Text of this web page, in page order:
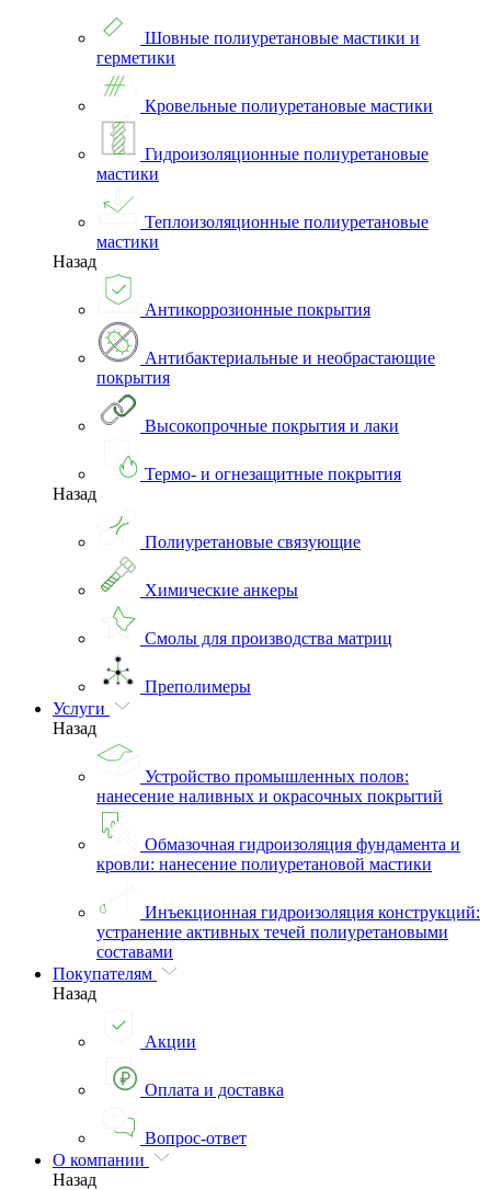
Шовные полиуретановые мастики и
герметики
Кровельные полиуретановые мастики
Гидроизоляционные полиуретановые
мастики
Теплоизоляционные полиуретановые
мастики
Назад
Антикоррозионные покрытия
Антибактериальные и необрастающие
покрытия
Высокопрочные покрытия и лаки
Термо- и огнезащитные покрытия
Назад
Полиуретановые связующие
Химические анкеры
Смолы для производства матриц
Преполимеры
Услуги
Назад
Устройство промышленных полов:
нанесение наливных и окрасочных покрытий
Обмазочная гидроизоляция фундамента и
кровли: нанесение полиуретановой мастики
Инъекционная гидроизоляция конструкций:
устранение активных течей полиуретановыми
составами
Покупателям
Назад
Акции
Оплата и доставка
Вопрос-ответ
О компании
Назад